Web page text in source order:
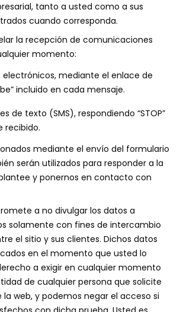
tanto a usted como a sus
cuando corresponda.
la recepción de comunicaciones
momento:
electrónicos, mediante el enlace de
incluido en cada mensaje.
de texto (SMS), respondiendo “STOP”
recibido.
mediante el envío del formulario
serán utilizados para responder a la
y ponernos en contacto con
a no divulgar los datos a
solamente con fines de intercambio
el sitio y sus clientes. Dichos datos
en el momento que usted lo
a exigir en cualquier momento
de cualquier persona que solicite
web, y podemos negar el acceso si